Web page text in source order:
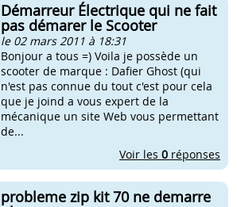
Démarreur Électrique qui ne fait
pas démarer le Scooter
le 02 mars 2011 à 18:31
Bonjour a tous =) Voila je possède un
scooter de marque : Dafier Ghost (qui
n'est pas connue du tout c'est pour cela
que je joind a vous expert de la
mécanique un site Web vous permettant
de...
Voir les 0 réponses
probleme zip kit 70 ne demarre